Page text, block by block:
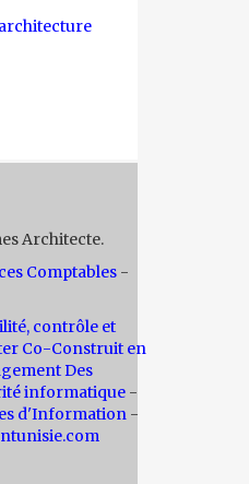
Architecte.
Comptables -
contrôle et
Co-Construit en
Des
informatique -
d'Information -